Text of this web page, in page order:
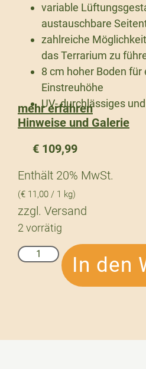
variable
austauschbare
zahlreiche
das Terrarium zu
8 cm hoher Boden
Einstreuhöhe
UV- durchlässiges
mehr erfahren
Hinweise und Galerie
€ 109,99
Enthält 20% MwSt.
(€ 11,00 / 1 kg)
zzgl. Versand
2 vorrätig
In den